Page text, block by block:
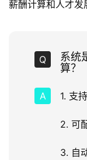
薪酬计算和人才发
系统
算？
1. 支
2. 可
3. 自